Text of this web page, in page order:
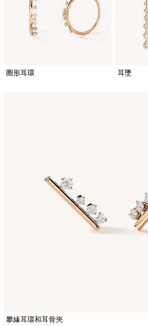
圈形耳環 耳墜
攀緣耳環和耳骨夾